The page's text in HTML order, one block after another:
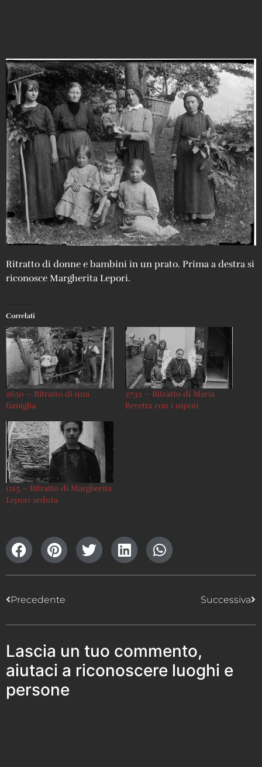
Ritratto di donne e bambini in un prato. Prima a destra si
riconosce Margherita Lepori.
Correlati
2650 – Ritratto di una
famiglia
2732 – Ritratto di Maria
Beretta con i nipoti
1215 – Ritratto di Margherita
Lepori seduta
Precedente Successiva
Lascia un tuo commento,
aiutaci a riconoscere luoghi e
persone